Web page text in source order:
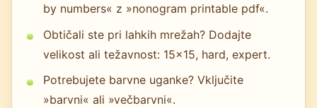
by numbers« z »nonogram printable pdf«.
Obtičali ste pri lahkih mrežah? Dodajte
velikost ali težavnost: 15x15, hard, expert.
Potrebujete barvne uganke? Vključite
»barvni« ali »večbarvni«.